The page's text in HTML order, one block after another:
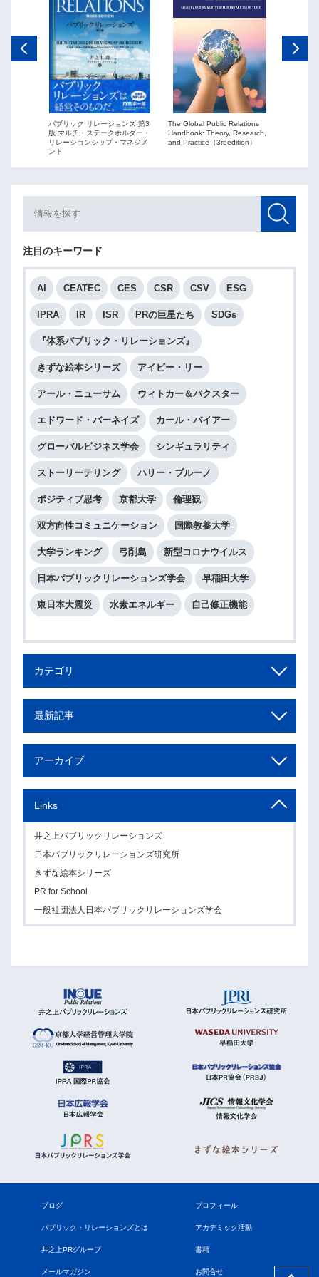
パブリック リレーションズ 第3
版 マルチ・ステークホルダー・
リレーションシップ・マネジメ
ント
The Global Public Relations
Handbook: Theory, Research,
and Practice（3rdedition）
注目のキーワード
AI CEATEC CES CSR CSV ESG
IPRA IR ISR PRの巨星たち SDGs
『体系パブリック・リレーションズ』
きずな絵本シリーズ アイビー・リー
アール・ニューサム ウィトカー＆バクスター
エドワード・バーネイズ カール・バイアー
グローバルビジネス学会 シンギュラリティ
ストーリーテリング ハリー・ブルーノ
ポジティブ思考 京都大学 倫理観
双方向性コミュニケーション 国際教養大学
大学ランキング 弓削島 新型コロナウイルス
日本パブリックリレーションズ学会 早稲田大学
東日本大震災 水素エネルギー 自己修正機能
カテゴリ
最新記事
アーカイブ
Links
井之上パブリックリレーションズ
日本パブリックリレーションズ研究所
きずな絵本シリーズ
PR for School
一般社団法人日本パブリックリレーションズ学会
ブログ プロフィール
パブリック・リレーションズとは アカデミック活動
井之上PRグループ 書籍
メールマガジン お問合せ